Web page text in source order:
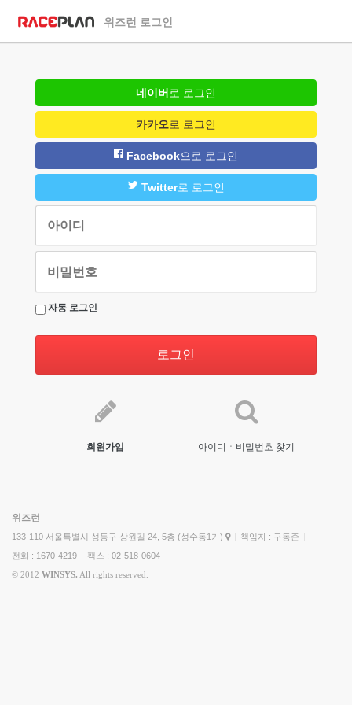
위즈런 로그인
네이버 로 로그인
카카오로 로그인
Facebook으로 로그인
Twitter로 로그인
자동 로그인
로그인
회원가입 아이디ㆍ비밀번호 찾기
위즈런
133-110 서울특별시 성동구 상원길 24, 5층 (성수동1가) 책임자 : 구동준
전화 : 1670-4219
팩스 : 02-518-0604
© 2012 WINSYS. All rights reserved.